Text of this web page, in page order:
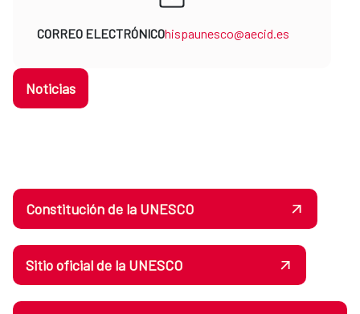
CORREO ELECTRÓNICOhispaunesco@aecid.es
Noticias
Constitución de la UNESCO
Sitio oficial de la UNESCO